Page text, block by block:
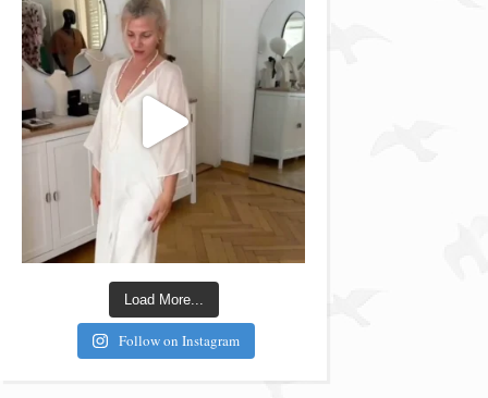
Load More...
Follow on Instagram